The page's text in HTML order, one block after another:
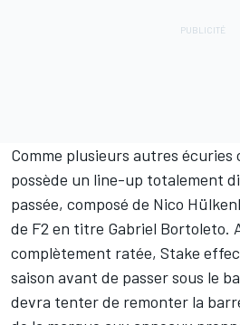
Comme plusieurs autres écuries
possède un line-up totalement
passée, composé de Nico
de F2 en titre Gabriel Bortoleto.
complètement ratée, Stake
saison avant de passer sous le
devra tenter de remonter la